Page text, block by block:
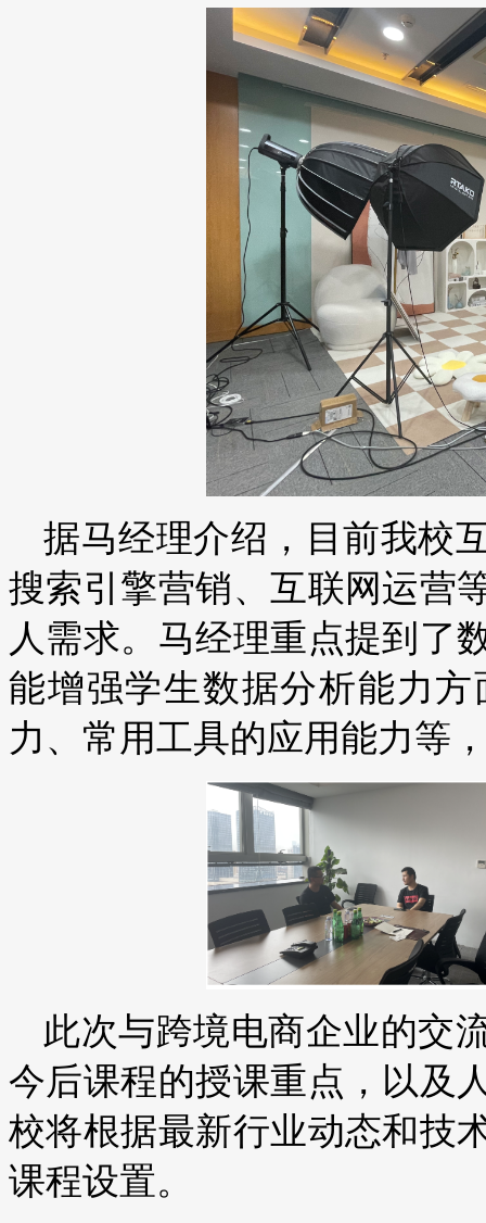
据马经理介绍，目前我校
搜索引擎营销、互联网运营
人需求。马经理重点提到了
能增强学生数据分析能力
力、常用工具的应用能力等
此次与跨境电商企业的交
今后课程的授课重点，以及
校将根据最新行业动态和技
课程设置。